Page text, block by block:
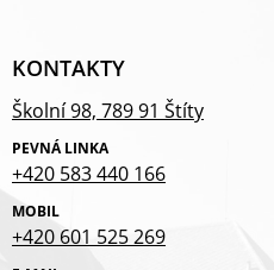
KONTAKTY
Školní 98, 789 91 Štíty
PEVNÁ LINKA
+420 583 440 166
MOBIL
+420 601 525 269